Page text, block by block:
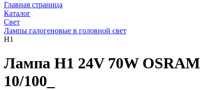
Главная страница
Каталог
Свет
Лампы галогеновые в головной свет
H1
Лампа H1 24V 70W OSRAM
10/100_